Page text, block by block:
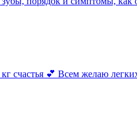
счастья 💕 Всем желаю